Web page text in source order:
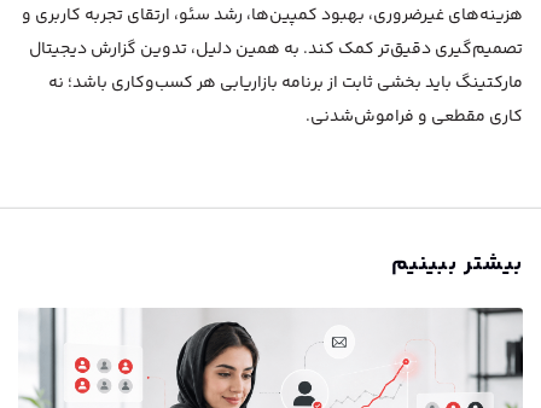
هزینه‌های غیرضروری، بهبود کمپین‌ها، رشد سئو، ارتقای تجربه کاربری و
تصمیم‌گیری دقیق‌تر کمک کند. به همین دلیل، تدوین گزارش دیجیتال
مارکتینگ باید بخشی ثابت از برنامه بازاریابی هر کسب‌وکاری باشد؛ نه
کاری مقطعی و فراموش‌شدنی.
بیشتر ببینیم